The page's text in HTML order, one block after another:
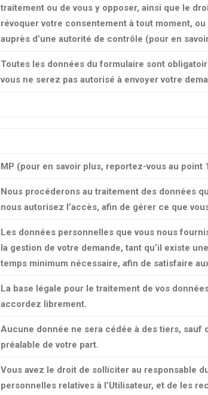
traitement ou de vous y opposer, ainsi que le
révoquer votre consentement à tout moment,
auprès d’une autorité de contrôle (pour en
Toutes les données du formulaire sont
vous ne serez pas autorisé à envoyer votre
MP (pour en savoir plus, reportez-vous au point
Nous procéderons au traitement des données
nous autorisez l’accès, afin de gérer ce que
Les données personnelles que vous nous
la gestion de votre demande, tant qu’il existe
temps minimum nécessaire, afin de satisfaire
La base légale pour le traitement de vos
accordez librement.
Aucune donnée ne sera cédée à des tiers, sauf
préalable de votre part.
Vous avez le droit de solliciter au responsable
personnelles relatives à l’Utilisateur, et de les